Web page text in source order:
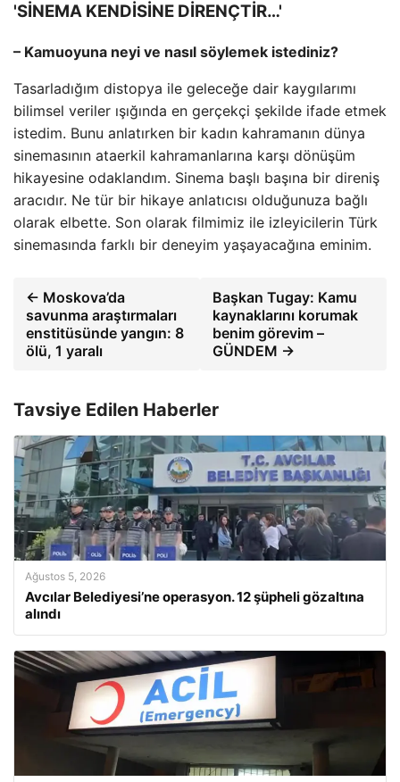
'SİNEMA KENDİSİNE DİRENÇTİR…'
– Kamuoyuna neyi ve nasıl söylemek istediniz?
Tasarladığım distopya ile geleceğe dair kaygılarımı
bilimsel veriler ışığında en gerçekçi şekilde ifade etmek
istedim. Bunu anlatırken bir kadın kahramanın dünya
sinemasının ataerkil kahramanlarına karşı dönüşüm
hikayesine odaklandım. Sinema başlı başına bir direniş
aracıdır. Ne tür bir hikaye anlatıcısı olduğunuza bağlı
olarak elbette. Son olarak filmimiz ile izleyicilerin Türk
sinemasında farklı bir deneyim yaşayacağına eminim.
← Moskova’da
savunma araştırmaları
enstitüsünde yangın: 8
ölü, 1 yaralı
Başkan Tugay: Kamu
kaynaklarını korumak
benim görevim –
GÜNDEM →
Tavsiye Edilen Haberler
Ağustos 5, 2026
Avcılar Belediyesi’ne operasyon. 12 şüpheli gözaltına
alındı